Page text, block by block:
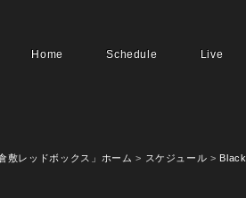
Home Schedule Live
敷レッドボックス」ホーム > スケジュール >